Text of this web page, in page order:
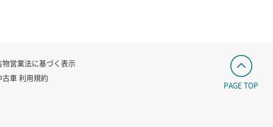
物営業法に基づく表示
古車 利用規約
PAGE TOP